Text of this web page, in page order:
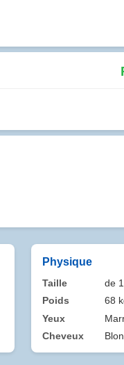
Physique
Taille
de
Poids
68
Yeux
Cheveux